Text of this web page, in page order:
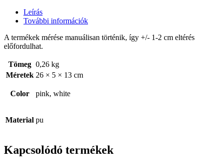
Leírás
További információk
A termékek mérése manuálisan történik, így +/- 1-2 cm eltérés
előfordulhat.
Tömeg 0,26 kg
Méretek 26 × 5 × 13 cm
Color pink, white
Material pu
Kapcsolódó termékek